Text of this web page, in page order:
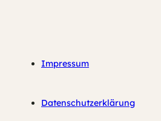
Impressum
Datenschutzerklärung